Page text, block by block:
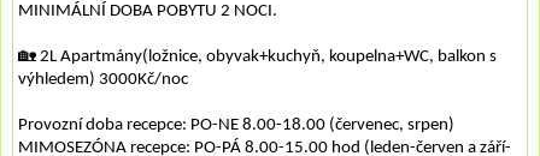
MINIMÁLNÍ DOBA POBYTU 2 NOCI.
🏡 2L Apartmány(ložnice, obyvak+kuchyň, koupelna+WC, balkon s
výhledem) 3000Kč/noc
Provozní doba recepce: PO-NE 8.00-18.00 (červenec, srpen)
MIMOSEZÓNA recepce: PO-PÁ 8.00-15.00 hod (leden-červen a září-